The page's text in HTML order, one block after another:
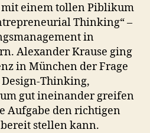
mit einem tollen Piblikum
Thinking“ –
in
Alexander Krause ging
in München der Frage
Thinking,
gut ineinander greifen
Aufgabe den richtigen
stellen kann.